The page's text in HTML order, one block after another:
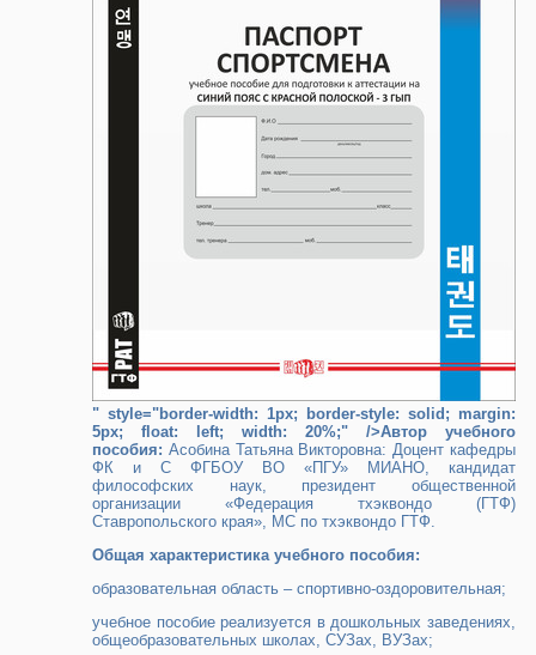
" style="border-width: 1px; border-style: solid; margin:
5px; float: left; width: 20%;" />Автор учебного
пособия: Асобина Татьяна Викторовна: Доцент кафедры
ФК и С ФГБОУ ВО «ПГУ» МИАНО, кандидат
философских наук, президент общественной
организации «Федерация тхэквондо (ГТФ)
Ставропольского края», МС по тхэквондо ГТФ.
Общая характеристика учебного пособия:
образовательная область – спортивно-оздоровительная;
учебное пособие реализуется в дошкольных заведениях,
общеобразовательных школах, СУЗах, ВУЗах;